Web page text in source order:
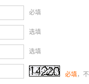
必填
选填
选填
必填，